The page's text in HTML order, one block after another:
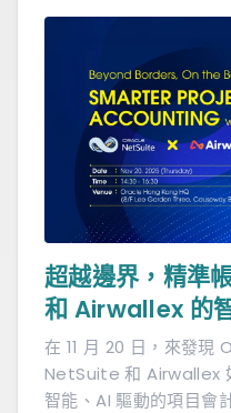
超越邊界，精準
和 Airwallex 的
在 11 月 20 日，來發現
NetSuite 和 Airwallex
智能、AI 驅動的項目會